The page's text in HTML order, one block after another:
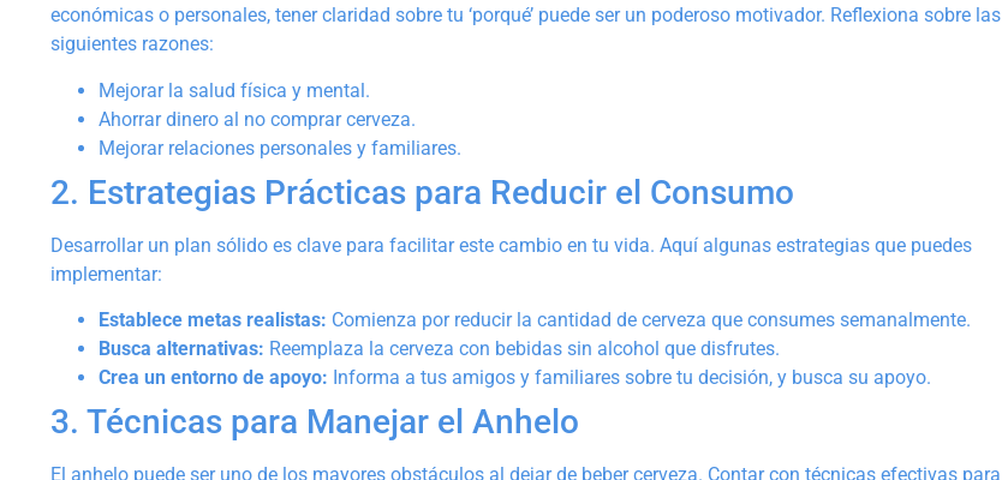
económicas o personales, tener claridad sobre tu ‘porqué’ puede ser un poderoso motivador. Reflexiona sobre las
siguientes razones:
Mejorar la salud física y mental.
Ahorrar dinero al no comprar cerveza.
Mejorar relaciones personales y familiares.
2. Estrategias Prácticas para Reducir el Consumo
Desarrollar un plan sólido es clave para facilitar este cambio en tu vida. Aquí algunas estrategias que puedes
implementar:
Establece metas realistas: Comienza por reducir la cantidad de cerveza que consumes semanalmente.
Busca alternativas: Reemplaza la cerveza con bebidas sin alcohol que disfrutes.
Crea un entorno de apoyo: Informa a tus amigos y familiares sobre tu decisión, y busca su apoyo.
3. Técnicas para Manejar el Anhelo
El anhelo puede ser uno de los mayores obstáculos al dejar de beber cerveza. Contar con técnicas efectivas para